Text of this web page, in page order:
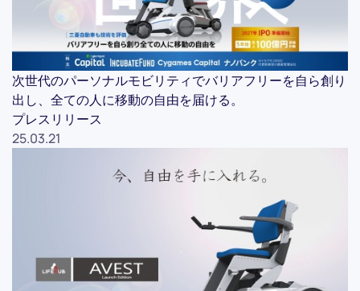
次世代のパーソナルモビリティでバリアフリーを自ら創り
出し、全ての人に移動の自由を届ける。
プレスリリース
25.03.21